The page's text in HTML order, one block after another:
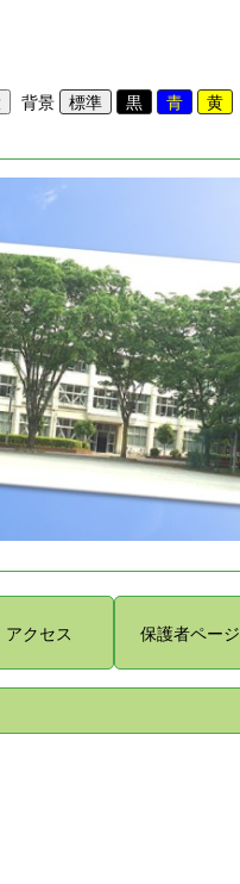
背景
アクセス 保護者ページ